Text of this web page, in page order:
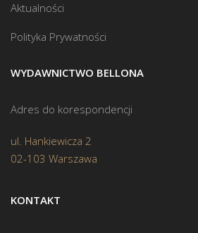
Aktualności
Polityka Prywatności
WYDAWNICTWO BELLONA
Adres do korespondencji
ul. Hankiewicza 2
02-103 Warszawa
KONTAKT